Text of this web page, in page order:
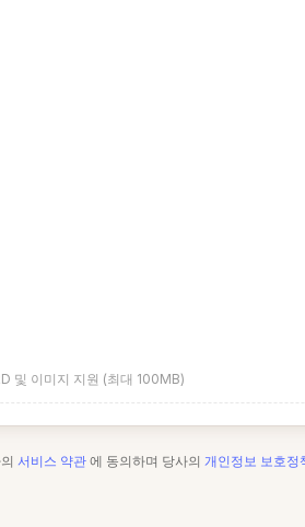
및 이미지 지원 (최대 100MB)
서비스 약관 에 동의하며 당사의 개인정보 보호정